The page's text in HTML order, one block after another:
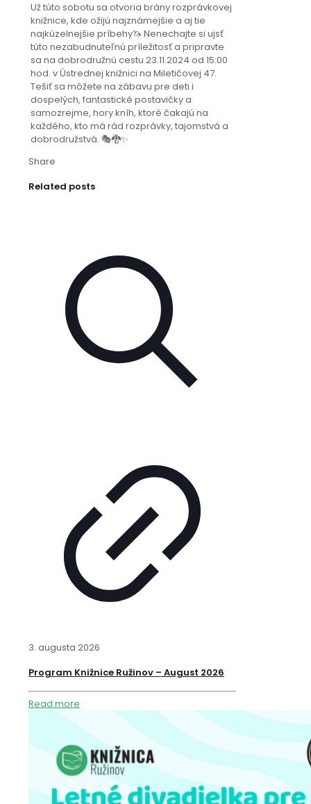
Už túto sobotu sa otvoria brány rozprávkovej
knižnice, kde ožijú najznámejšie a aj tie
najkúzelnejšie príbe️hy🦄 Nenechajte si ujsť
túto nezabudnuteľnú príležitosť a pripravte
sa na dobrodružnú cestu 23.11.2024 od 15:00
hod. v Ústrednej knižnici na Miletičovej 47.
Tešiť sa môžete na zábavu pre deti i
dospelých, fantastické postavičky a
samozrejme, hory kníh, ktoré čakajú na
každého, kto má rád rozprávky, tajomstvá a
dobrodružstvá. 🎭🐉✨
Share
Related posts
3. augusta 2026
Program Knižnice Ružinov – August 2026
Read more